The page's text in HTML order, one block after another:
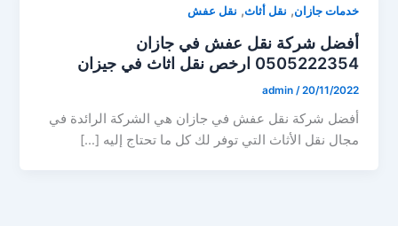
خدمات جازان, نقل أثاث, نقل عفش
أفضل شركة نقل عفش في جازان
0505222354 ارخص نقل اثاث في جيزان
admin /20/11/2022
أفضل شركة نقل عفش في جازان هي الشركة الرائدة في
مجال نقل الأثاث التي توفر لك كل ما تحتاج إليه […]